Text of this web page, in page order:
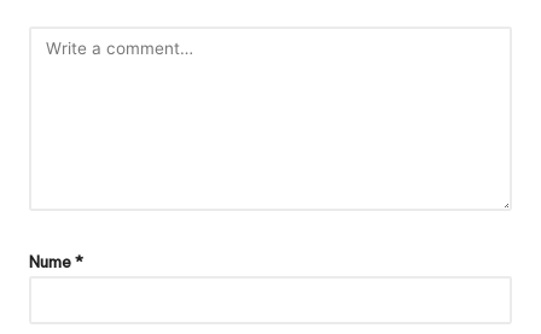
Nume*